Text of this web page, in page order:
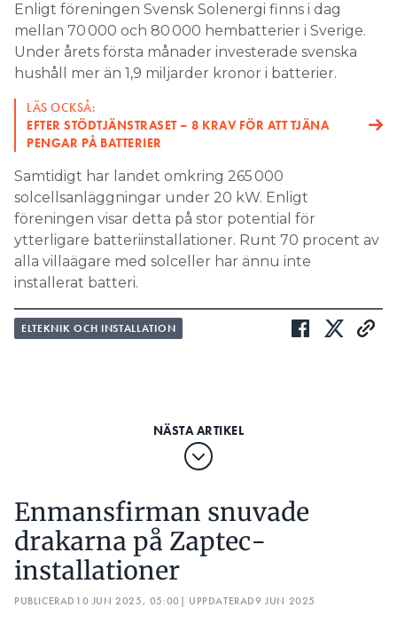
Enligt föreningen Svensk Solenergi finns i dag
mellan 70 000 och 80 000 hembatterier i Sverige.
Under årets första månader investerade svenska
hushåll mer än 1,9 miljarder kronor i batterier.
LÄS OCKSÅ:
EFTER STÖDTJÄNSTRASET – 8 KRAV FÖR ATT TJÄNA
PENGAR PÅ BATTERIER
Samtidigt har landet omkring 265 000
solcellsanläggningar under 20 kW. Enligt
föreningen visar detta på stor potential för
ytterligare batteriinstallationer. Runt 70 procent av
alla villaägare med solceller har ännu inte
installerat batteri.
ELTEKNIK OCH INSTALLATION
Enmansfirman snuvade
drakarna på Zaptec-
installationer
PUBLICERAD 10 JUN 2025, 05:00 | UPPDATERAD9 JUN 2025